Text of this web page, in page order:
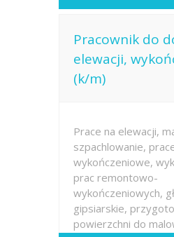
Pracownik do
elewacji,
(k/m)
Prace na elewacji,
szpachlowanie,
wykończeniowe,
prac remontowo-
wykończeniowych,
gipsiarskie,
powierzchni do